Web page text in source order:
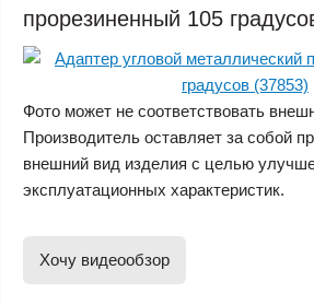
прорезиненный 105
Фото может не соответствовать
Производитель оставляет за собой
внешний вид изделия с целью
эксплуатационных характеристик.
Хочу видеообзор